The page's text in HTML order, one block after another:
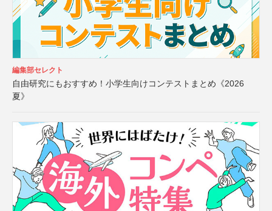
編集部セレクト
自由研究にもおすすめ！小学生向けコンテストまとめ《2026
夏》